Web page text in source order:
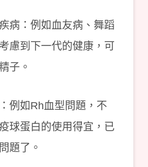
病：例如血友病、舞蹈
慮到下一代的健康，可
子。
例如Rh血型問題，不
球蛋白的使用得宜，已
題了。